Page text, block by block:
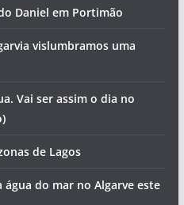
Daniel em Portimão
vislumbramos uma
Vai ser assim o dia no
de Lagos
do mar no Algarve este